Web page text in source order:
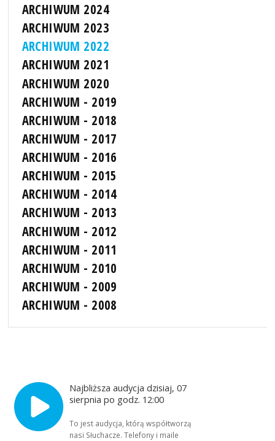
ARCHIWUM 2024
ARCHIWUM 2023
ARCHIWUM 2022
ARCHIWUM 2021
ARCHIWUM 2020
ARCHIWUM - 2019
ARCHIWUM - 2018
ARCHIWUM - 2017
ARCHIWUM - 2016
ARCHIWUM - 2015
ARCHIWUM - 2014
ARCHIWUM - 2013
ARCHIWUM - 2012
ARCHIWUM - 2011
ARCHIWUM - 2010
ARCHIWUM - 2009
ARCHIWUM - 2008
Najbliższa audycja dzisiaj, 07
sierpnia po godz. 12:00
To jest audycja, którą współtworzą
nasi Słuchacze. Telefony i maile